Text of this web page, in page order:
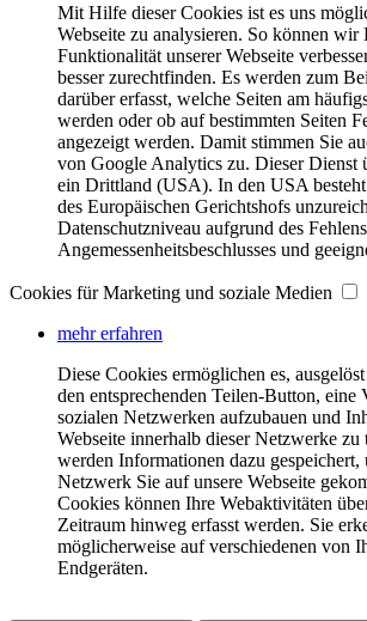
Mit Hilfe dieser Cookies ist es uns
Webseite zu analysieren. So können wir
Funktionalität unserer Webseite
besser zurechtfinden. Es werden zum
darüber erfasst, welche Seiten am
werden oder ob auf bestimmten Seiten
angezeigt werden. Damit stimmen Sie
von Google Analytics zu. Dieser Dienst
ein Drittland (USA). In den USA
des Europäischen Gerichtshofs
Datenschutzniveau aufgrund des
Angemessenheitsbeschlusses und
Cookies für Marketing und soziale Medien
mehr erfahren
Diese Cookies ermöglichen es,
den entsprechenden Teilen-Button, eine
sozialen Netzwerken aufzubauen und
Webseite innerhalb dieser Netzwerke
werden Informationen dazu gespeichert,
Netzwerk Sie auf unsere Webseite
Cookies können Ihre Webaktivitäten
Zeitraum hinweg erfasst werden. Sie
möglicherweise auf verschiedenen von
Endgeräten.